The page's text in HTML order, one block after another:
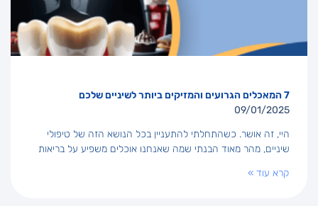
7 המאכלים הגרועים והמזיקים ביותר לשיניים שלכם
09/01/2025
היי, זה אושר. כשהתחלתי להתעניין בכל הנושא הזה של טיפולי
שיניים, מהר מאוד הבנתי שמה שאנחנו אוכלים משפיע על בריאות
קרא עוד »